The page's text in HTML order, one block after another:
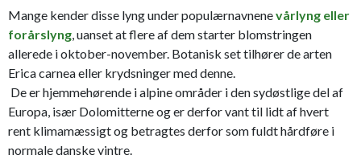
Mange kender disse lyng under populærnavnenevårlyng eller
forårslyng, uanset at flere af dem starter blomstringen
allerede i oktober-november. Botanisk set tilhører de arten
Erica carnea eller krydsninger med denne.
De er hjemmehørende i alpine områder i den sydøstlige del af
Europa, især Dolomitterne og er derfor vant til lidt af hvert
rent klimamæssigt og betragtes derfor som fuldt hårdføre i
normale danske vintre.